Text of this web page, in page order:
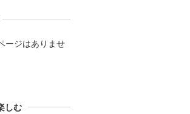
ージはありませ
しむ